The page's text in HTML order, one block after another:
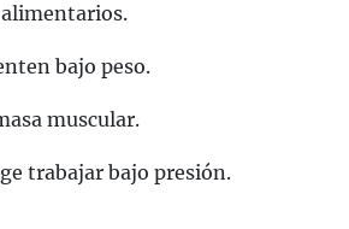
alimentarios.
bajo peso.
muscular.
trabajar bajo presión.